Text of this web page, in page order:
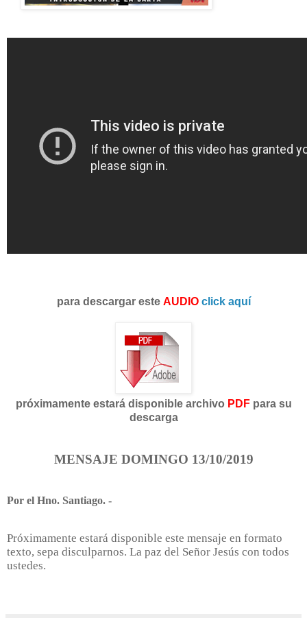
para descargar este AUDIO click aquí
próximamente estará disponible archivo PDFpara su
descarga
MENSAJE DOMINGO 13/10/2019
Por el Hno. Santiago. -
Próximamente estará disponible este mensaje en formato
texto, sepa disculparnos. La paz del Señor Jesús con todos
ustedes.